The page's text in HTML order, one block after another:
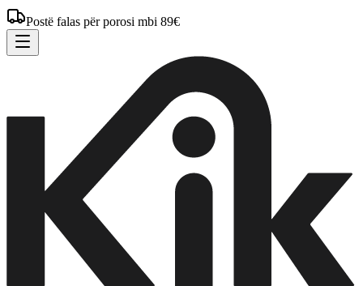
Postë falas për porosi mbi 89€